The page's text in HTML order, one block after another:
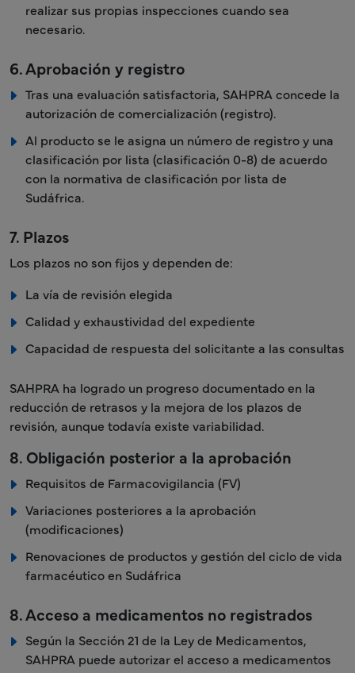
realizar sus propias inspecciones cuando sea
necesario.
6. Aprobación y registro
Tras una evaluación satisfactoria, SAHPRA concede la
autorización de comercialización (registro).
Al producto se le asigna un número de registro y una
clasificación por lista (clasificación 0-8) de acuerdo
con la normativa de clasificación por lista de
Sudáfrica.
7. Plazos
Los plazos no son fijos y dependen de:
La vía de revisión elegida
Calidad y exhaustividad del expediente
Capacidad de respuesta del solicitante a las consultas
SAHPRA ha logrado un progreso documentado en la
reducción de retrasos y la mejora de los plazos de
revisión, aunque todavía existe variabilidad.
8. Obligación posterior a la aprobación
Requisitos de Farmacovigilancia (FV)
Variaciones posteriores a la aprobación
(modificaciones)
Renovaciones de productos y gestión del ciclo de vida
farmacéutico en Sudáfrica
8. Acceso a medicamentos no registrados
Según la Sección 21 de la Ley de Medicamentos,
SAHPRA puede autorizar el acceso a medicamentos